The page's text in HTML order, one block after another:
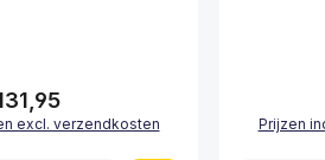
prijs:
excl. verzendkosten Prijzen